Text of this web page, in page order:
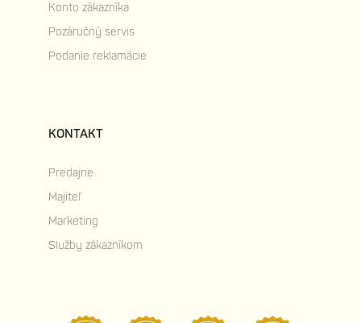
Konto zákazníka
Pozáručný servis
Podanie reklamácie
KONTAKT
Predajne
Majiteľ
Marketing
Služby zákazníkom